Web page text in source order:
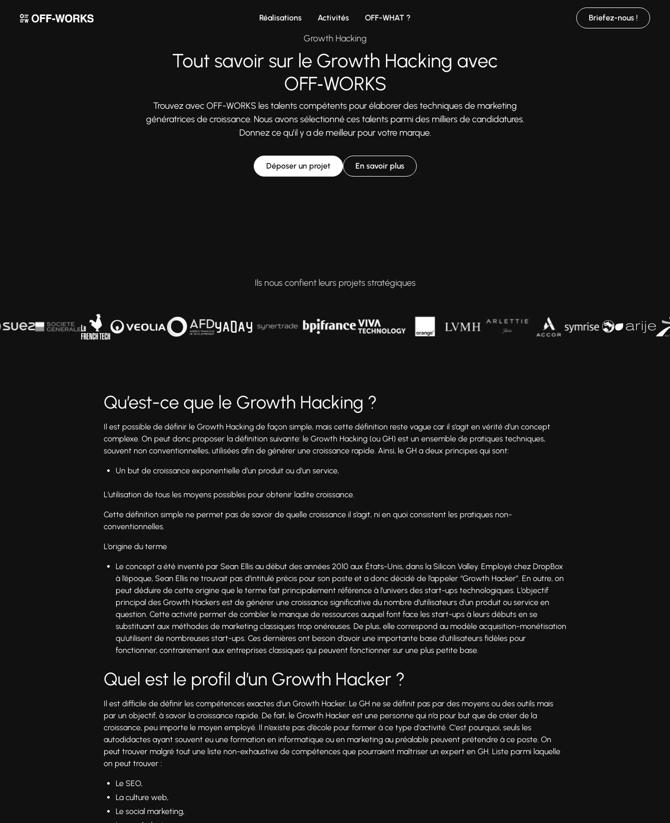
Réalisations Activités OFF-WHAT ? Briefez-nous !
Growth Hacking
Tout savoir sur le Growth Hacking avec
OFF‑WORKS
Trouvez avec OFF-WORKS les talents compétents pour élaborer des techniques de marketing
génératrices de croissance. Nous avons sélectionné ces talents parmi des milliers de candidatures.
Donnez ce qu’il y a de meilleur pour votre marque.
Déposer un projet En savoir plus
Ils nous confient leurs projets stratégiques
Qu’est-ce que le Growth Hacking ?
Il est possible de définir le Growth Hacking de façon simple, mais cette définition reste vague car il s’agit en vérité d’un concept
complexe. On peut donc proposer la définition suivante: le Growth Hacking (ou GH) est un ensemble de pratiques techniques,
souvent non conventionnelles, utilisées afin de générer une croissance rapide. Ainsi, le GH a deux principes qui sont:
Un but de croissance exponentielle d’un produit ou d’un service,
L’utilisation de tous les moyens possibles pour obtenir ladite croissance.
Cette définition simple ne permet pas de savoir de quelle croissance il s’agit, ni en quoi consistent les pratiques non-
conventionnelles.
L’origine du terme
Le concept a été inventé par Sean Ellis au début des années 2010 aux États-Unis, dans la Silicon Valley. Employé chez DropBox
à l’époque, Sean Ellis ne trouvait pas d’intitulé précis pour son poste et a donc décidé de l’appeler “Growth Hacker”. En outre, on
peut déduire de cette origine que le terme fait principalement référence à l’univers des start-ups technologiques. L’objectif
principal des Growth Hackers est de générer une croissance significative du nombre d’utilisateurs d'un produit ou service en
question. Cette activité permet de combler le manque de ressources auquel font face les start-ups à leurs débuts en se
substituant aux méthodes de marketing classiques trop onéreuses. De plus, elle correspond au modèle acquisition-monétisation
qu'utilisent de nombreuses start-ups. Ces dernières ont besoin d’avoir une importante base d’utilisateurs fidèles pour
fonctionner, contrairement aux entreprises classiques qui peuvent fonctionner sur une plus petite base.
Quel est le profil d’un Growth Hacker ?
Il est difficile de définir les compétences exactes d’un Growth Hacker. Le GH ne se définit pas par des moyens ou des outils mais
par un objectif, à savoir la croissance rapide. De fait, le Growth Hacker est une personne qui n’a pour but que de créer de la
croissance, peu importe le moyen employé. Il n’existe pas d’école pour former à ce type d'activité. C'est pourquoi, seuls les
autodidactes ayant souvent eu une formation en informatique ou en marketing au préalable peuvent prétendre à ce poste. On
peut trouver malgré tout une liste non-exhaustive de compétences que pourraient maîtriser un expert en GH. Liste parmi laquelle
on peut trouver :
Le SEO,
La culture web,
Le social marketing,